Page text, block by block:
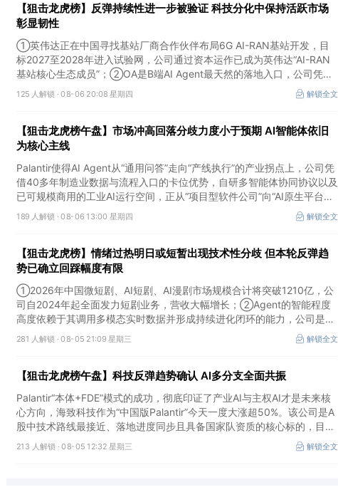
【狙击龙虎榜】反弹持续性进一步被验证 科技分化中保持活跃市场
彰显韧性
①英伟达正在中国寻找基站厂商合作伙伴布局6G AI-RAN基站开发，目
标2027至2028年进入试验网，公司通过资本运作已成为英伟达“AI-RAN
基站核心生态成员”；②OA是B端AI Agent最天然的落地入口，公司凭借
数万家企业客户积累的场景厚度正从协同管理软件龙头进化为企业智能体
经济的核心枢纽；③市场重组、股权转让暗线涌动，该公司剥离亏损资
125 人解锁 ·08-06 20:08 星期四 解锁全文
【狙击龙虎榜午盘】市场冲高回落分歧力度小于预期 AI智能体依旧
为核心主线
Palantir使得AI Agent从“通用问答”走向“产线执行”的产业拐点上，公司凭
借40多年制造业数据与流程入口的卡位优势，自研多智能体协同协议以及
已可规模商用的工业AI运行空间，正从“项目型软件公司”向“AI原生平台生
态型公司”跃迁。
189 人解锁 ·08-06 13:00 星期四 解锁全文
【狙击龙虎榜】情绪过热明日或短暂出现技术性分歧 但本轮反弹趋
势已确立回踩幅度有限
①2026年中国微短剧、AI短剧、AI漫剧市场规模合计将突破1210亿，公
司自2024年起全面发力短剧业务，营收大幅增长；②Agent的智能程度
高度依赖于其调用多模态实时数据并形成持续进化闭环的能力，公司是全
球首个完成TPC-DS测试并通过官方审计的数据库企业；③2026年被多
方定义为Robotaxi商业化元年，公司正从“传统出行运营商”向“自动驾驶时
281 人解锁 ·08-05 21:09 星期三 解锁全文
【狙击龙虎榜午盘】科技反弹趋势确认 AI多分支全面共振
Palantir“本体+FDE”模式的成功，彻底印证了产业AI与主权AI才是未来核
心方向，海致科技作为“中国版Palantir”今天一度大涨超50%。该公司是A
股中技术路线最接近、落地进度同步且具备国家队资质的核心标的，目前
正处于从“数据智能基础设施”向“产业级AI Agent核心供应商”跃迁的价值
重估起点。
213 人解锁 ·08-05 12:32 星期三 解锁全文